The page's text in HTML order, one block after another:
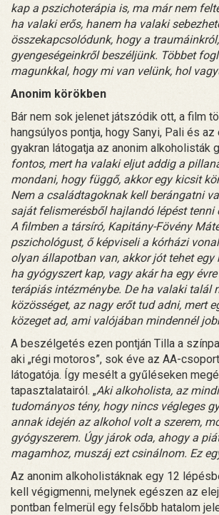
kap a pszichoterápia is, ma már nem
ha valaki erős, hanem ha valaki
összekapcsolódunk, hogy a
gyengeségeinkről beszéljünk. Többet
magunkkal, hogy mi van velünk, hol
Anonim körökben
Bár nem sok jelenet játszódik ott, a film
hangsúlyos pontja, hogy Sanyi, Pali és
gyakran látogatja az anonim alkoholisták
fontos, mert ha valaki eljut addig a
mondani, hogy függő, akkor egy kicsit
Nem a családtagoknak kell berángatni
saját felismerésből hajlandó lépést tenni
A filmben a társíró, Kapitány-Fövény
pszichológust, ő képviseli a kórházi
olyan állapotban van, akkor jót tehet egy
ha gyógyszert kap, vagy akár ha egy
terápiás intézménybe. De ha valaki talál
közösséget, az nagy erőt tud adni, mert
közeget ad, ami valójában mindennél
A beszélgetés ezen pontján Tilla a
aki „régi motoros”, sok éve az AA-
látogatója. Így mesélt a gyűléseken
tapasztalatairól. „Aki alkoholista, az
tudományos tény, hogy nincs végleges
annak idején az alkohol volt a szerem,
gyógyszerem. Úgy járok oda, ahogy a
magamhoz, muszáj ezt csinálnom. Ez
Az anonim alkoholistáknak egy 12
kell végigmenni, melynek egészen az
pontban felmerül egy felsőbb hatalom